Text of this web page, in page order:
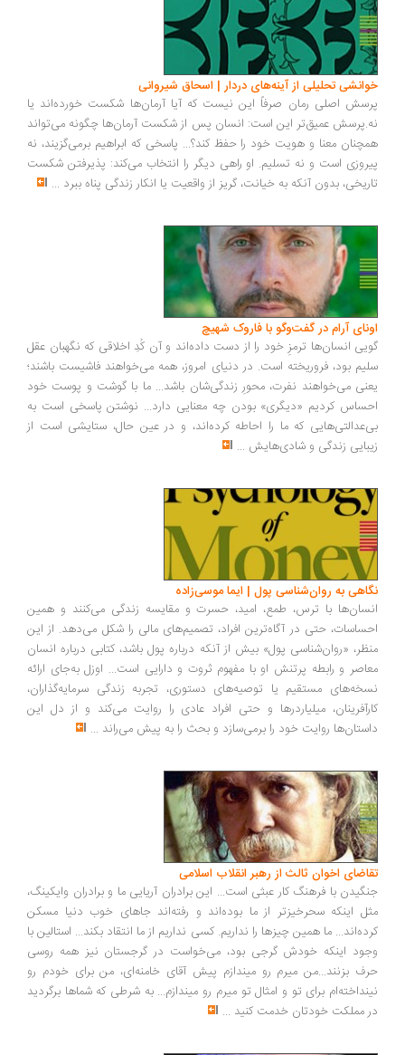
تحلیلی از آینه‌های دردار | اسحاق شیروانی
اصلی رمان صرفاً این نیست که آیا آرمان‌ها شکست خورده‌اند یا
عمیق‌تر این است: انسان پس از شکست آرمان‌ها چگونه می‌تواند
معنا و هویت خود را حفظ کند؟... پاسخی که ابراهیم برمی‌گزیند، نه
است و نه تسلیم. او راهی دیگر را انتخاب می‌کند: پذیرفتن شکست
بدون آنکه به خیانت، گریز از واقعیت یا انکار زندگی پناه ببرد...
آرام در گفت‌وگو با فاروک شهیچ‭
انسان‌ها ترمزِ خود را از دست داده‌اند و آن کُدِ اخلاقی که نگهبان عقل
بود، فروریخته است. در دنیای امروز، همه می‌خواهند فاشیست باشند؛
می‌خواهند نفرت، محورِ زندگی‌شان باشد... ما با گوشت و پوست خود
کردیم «دیگری» بودن چه معنایی دارد... نوشتن پاسخی است به
که ما را احاطه کرده‌اند، و در عین حال، ستایشی است از
زندگی و شادی‌هایش...
به روان‌شناسی پول | ایما موسی‌زاده
با ترس، طمع، امید، حسرت و مقایسه زندگی می‌کنند و همین
حتی در آگاه‌ترین افراد، تصمیم‌های مالی را شکل می‌دهد. از این
«روان‌شناسی پول» بیش از آنکه درباره پول باشد، کتابی درباره انسان
و رابطه پرتنش او با مفهوم ثروت و دارایی است... اوزل به‌جای ارائه
مستقیم یا توصیه‌های دستوری، تجربه زندگی سرمایه‌گذاران،
میلیاردرها و حتی افراد عادی را روایت می‌کند و از دل این
روایت خود را برمی‌سازد و بحث را به پیش می‌راند ...
اخوان ثالث از رهبر انقلاب اسلامی
با فرهنگ کار عبثی است... این برادران آریایی ما و برادران وایکینگ،
اینکه سحرخیزتر از ما بوده‌اند و رفته‌اند جاهای خوب دنیا مسکن
ما همین چیزها را نداریم. کسی نداریم از ما انتقاد بکند... استالین با
اینکه خودش گرجی بود، می‌خواست در گرجستان نیز همه روسی
بزنند...من میرم رو میندازم پیش آقای خامنه‌ای، من برای خودم رو
برای تو و امثال تو میرم رو میندازم... به شرطی که شماها برگردید
مملکت خودتان خدمت کنید...